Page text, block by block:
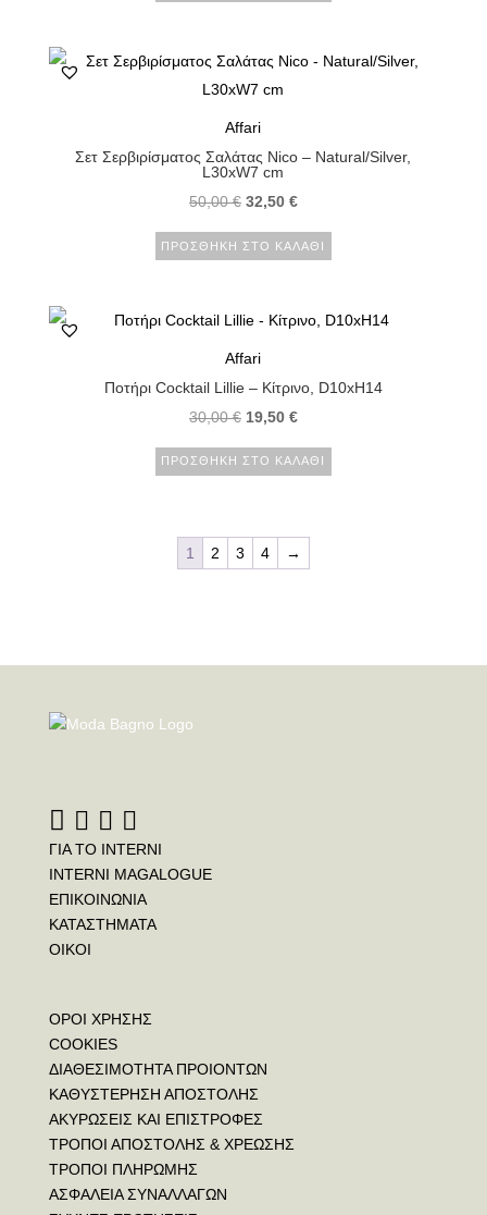
Affari
Σετ Σερβιρίσματος Σαλάτας Nico – Natural/Silver,
L30xW7 cm
50,00€ 32,50 €
ΠΡΟΣΘΉΚΗ ΣΤΟ ΚΑΛΆΘΙ
Affari
Ποτήρι Cocktail Lillie – Κίτρινο, D10xH14
30,00€ 19,50 €
ΠΡΟΣΘΉΚΗ ΣΤΟ ΚΑΛΆΘΙ
1 2 3 4 →
ΓΙΑ ΤΟ INTERNI
INTERNI MAGALOGUE
ΕΠΙΚΟΙΝΩΝΙΑ
ΚΑΤΑΣΤΗΜΑΤΑ
ΟΙΚΟΙ
ΟΡΟΙ ΧΡΗΣΗΣ
COOKIES
ΔΙΑΘΕΣΙΜΟΤΗΤΑ ΠΡΟΙΟΝΤΩΝ
ΚΑΘΥΣΤΕΡΗΣΗ ΑΠΟΣΤΟΛΗΣ
ΑΚΥΡΩΣΕΙΣ ΚΑΙ ΕΠΙΣΤΡΟΦΕΣ
ΤΡΟΠΟΙ ΑΠΟΣΤΟΛΗΣ & ΧΡΕΩΣΗΣ
ΤΡΟΠΟΙ ΠΛΗΡΩΜΗΣ
ΑΣΦΑΛΕΙΑ ΣΥΝΑΛΛΑΓΩΝ